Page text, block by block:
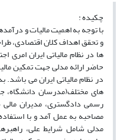
چکیده :
با توجه به اهمیت مالیات و
و تحقق اهداف کلان اقتصادی،
ها در نظام مالیاتی ایران
حاضر ارائه مدلی جهت تمکین
های مختلف(مدرسان دانشگاه،
رسمی دادگستری، مدیران
مصاحبه به عمل آمد و با
مدلی شامل شرایط علی،